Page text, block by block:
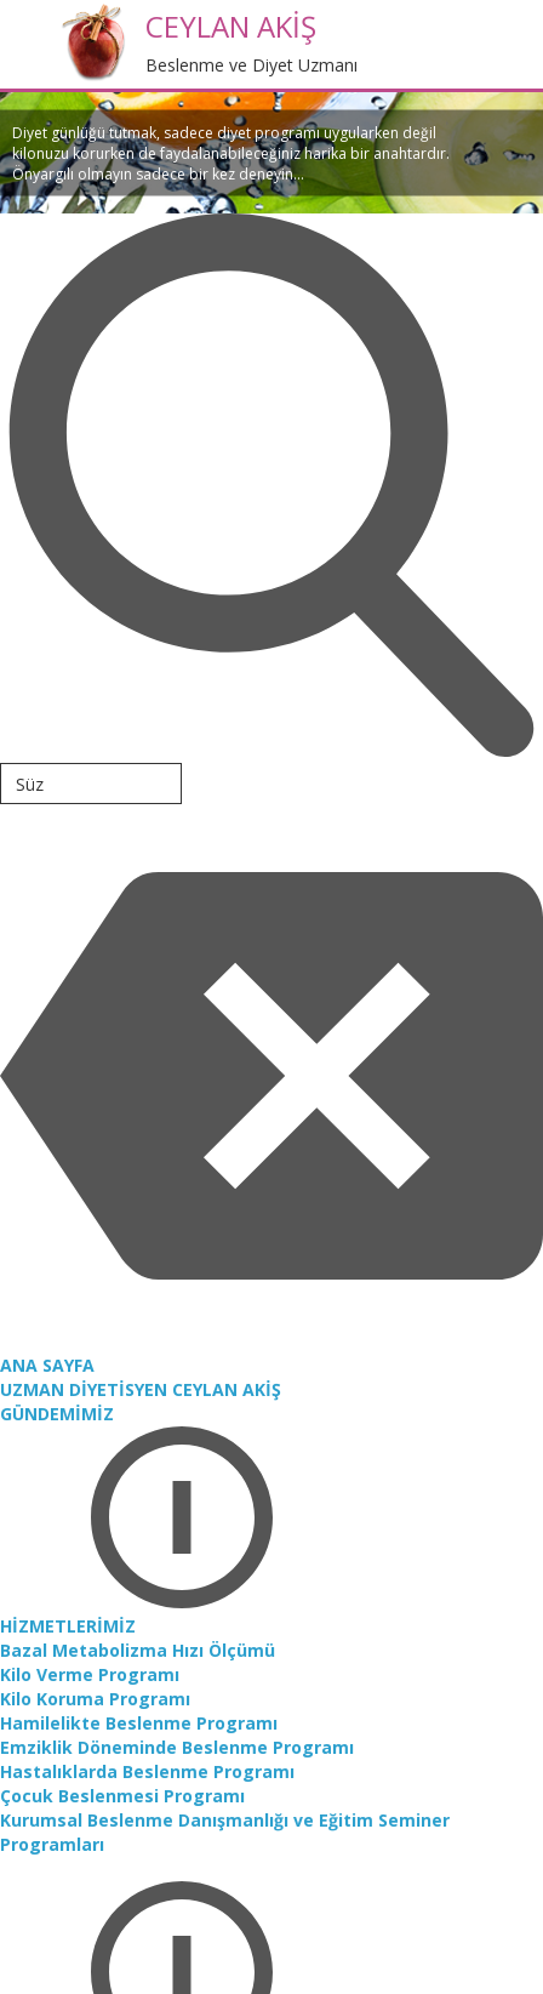
CEYLAN AKİŞ
Beslenme ve Diyet Uzmanı
Diyet günlüğü tutmak, sadece diyet programı uygularken değil
kilonuzu korurken de faydalanabileceğiniz harika bir anahtardır.
Önyargılı olmayın sadece bir kez deneyin...
ANA SAYFA
UZMAN DİYETİSYEN CEYLAN AKİŞ
GÜNDEMİMİZ
HİZMETLERİMİZ
Bazal Metabolizma Hızı Ölçümü
Kilo Verme Programı
Kilo Koruma Programı
Hamilelikte Beslenme Programı
Emziklik Döneminde Beslenme Programı
Hastalıklarda Beslenme Programı
Çocuk Beslenmesi Programı
Kurumsal Beslenme Danışmanlığı ve Eğitim Seminer
Programları